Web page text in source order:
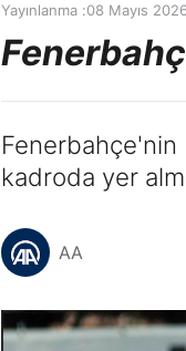
Yayınlanma :08 Mayıs
Fenerbahçe'nin
kadroda yer
AA